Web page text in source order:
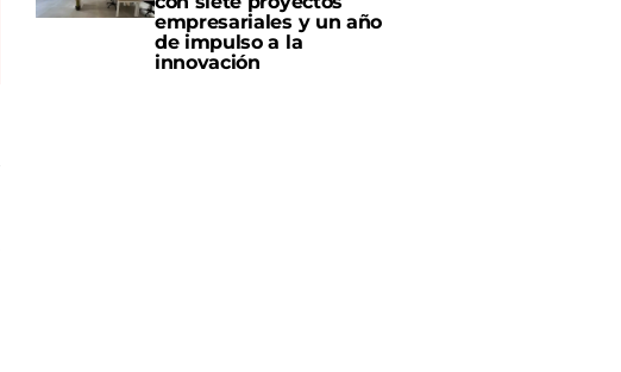
empresariales y un año
de impulso a la
innovación